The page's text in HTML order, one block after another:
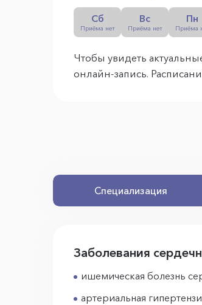
Сб
Приёма нет
Вс
Приёма нет
Пн
Приёма
Чтобы увидеть
онлайн-запись.
Специализация
Заболевания
ишемическая болезнь
артериальная